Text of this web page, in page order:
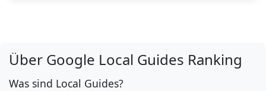
Über Google Local Guides Ranking
Was sind Local Guides?